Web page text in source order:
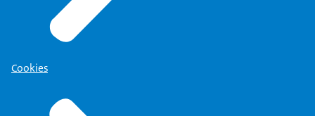
Cookies